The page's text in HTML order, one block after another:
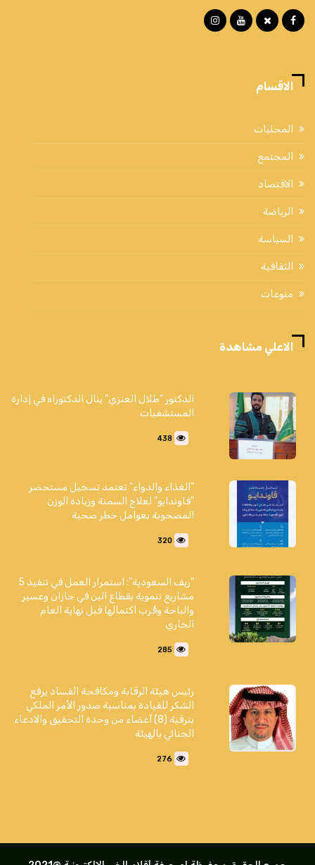
الاقسام
المحليات
المجتمع
الاقتصاد
الرياضة
السياسة
الثقافية
منوعات
الاعلي مشاهدة
الدكتور "طلال العنزي" ينال الدكتوراه في إدارة
المستشفيات
438
"الغذاء والدواء" تعتمد تسجيل مستحضر
"فاوندايو" لعلاج السمنة وزيادة الوزن
المصحوبة بعوامل خطر صحية
320
"ريف السعودية": استمرار العمل في تنفيذ 5
مشاريع تنموية بقطاع البن في جازان وعسير
والباحة وقُرب اكتمالها قبل نهاية العام
الجاري
285
رئيس هيئة الرقابة ومكافحة الفساد يرفع
الشكر للقيادة بمناسبة صدور الأمر الملكي
بترقية (8) أعضاء من وحدة التحقيق والادعاء
الجنائي بالهيئة
276